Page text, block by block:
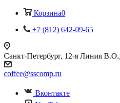
Корзина0
+7 (812) 642-09-65
Санкт-Петербург, 12-я Линия
coffee@sscomp.ru
Вконтакте